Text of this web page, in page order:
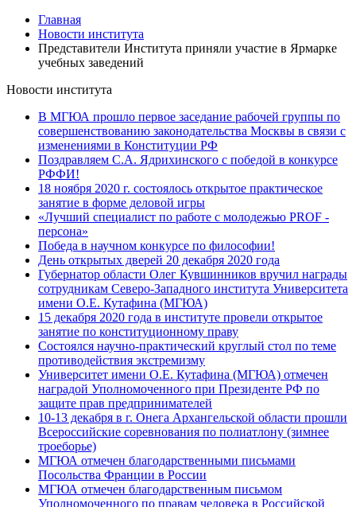
Главная
Новости института
Представители Института приняли участие в Ярмарке
учебных заведений
Новости института
В МГЮА прошло первое заседание рабочей группы по
совершенствованию законодательства Москвы в связи с
изменениями в Конституции РФ
Поздравляем С.А. Ядрихинского с победой в конкурсе
РФФИ!
18 ноября 2020 г. состоялось открытое практическое
занятие в форме деловой игры
«Лучший специалист по работе с молодежью PROF -
персона»
Победа в научном конкурсе по философии!
День открытых дверей 20 декабря 2020 года
Губернатор области Олег Кувшинников вручил награды
сотрудникам Северо-Западного института Университета
имени О.Е. Кутафина (МГЮА)
15 декабря 2020 года в институте провели открытое
занятие по конституционному праву
Состоялся научно-практический круглый стол по теме
противодействия экстремизму
Университет имени О.Е. Кутафина (МГЮА) отмечен
наградой Уполномоченного при Президенте РФ по
защите прав предпринимателей
10-13 декабря в г. Онега Архангельской области прошли
Всероссийские соревнования по полиатлону (зимнее
троеборье)
МГЮА отмечен благодарственными письмами
Посольства Франции в России
МГЮА отмечен благодарственным письмом
Уполномоченного по правам человека в Российской